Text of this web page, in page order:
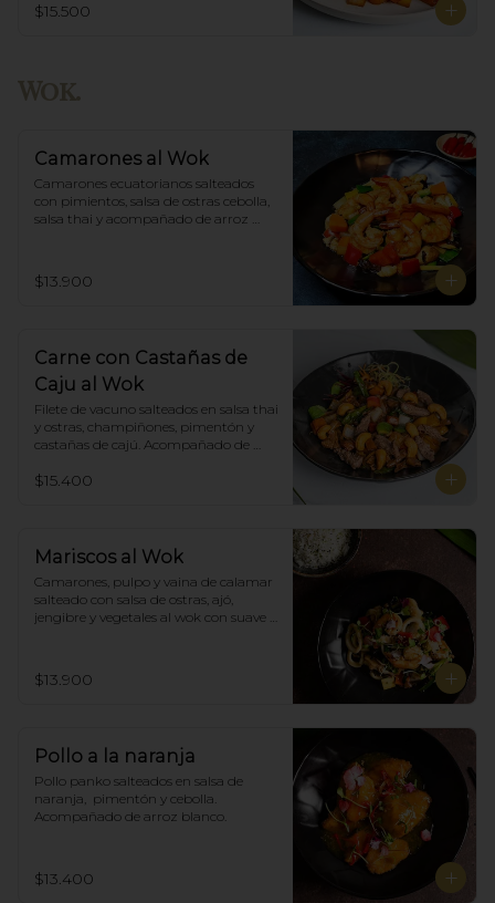
$15.500
Camarones al Wok
Camarones ecuatorianos salteados
con pimientos, salsa de ostras cebolla,
salsa thai y acompañado de arroz
$13.900
Carne con Castañas de
Caju al Wok
Filete de vacuno salteados en salsa thai
y ostras, champiñones, pimentón y
castañas de cajú. Acompañado de
$15.400
Mariscos al Wok
Camarones, pulpo y vaina de calamar
salteado con salsa de ostras, ajó,
jengibre y vegetales al wok con suave
$13.900
Pollo a la naranja
Pollo panko salteados en salsa de
naranja,  pimentón y cebolla.
Acompañado de arroz blanco.
$13.400